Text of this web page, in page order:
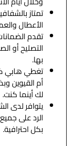
تمتاز
الأعطال
تقدم
التصليح أو
بها.
تغطي هابي
أم القيوين
لك أينما كنت.
يتوافر لدى
الرد على
بكل احترافية.